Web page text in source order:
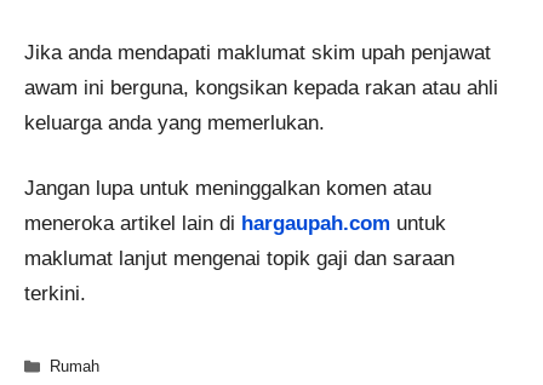
Jika anda mendapati maklumat skim upah penjawat
awam ini berguna, kongsikan kepada rakan atau ahli
keluarga anda yang memerlukan.
Jangan lupa untuk meninggalkan komen atau
meneroka artikel lain di hargaupah.com untuk
maklumat lanjut mengenai topik gaji dan saraan
terkini.
Categories
Rumah